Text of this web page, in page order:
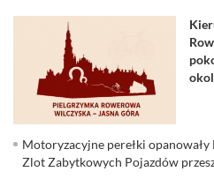
Motoryzacyjne perełki opanowały
Zlot Zabytkowych Pojazdów